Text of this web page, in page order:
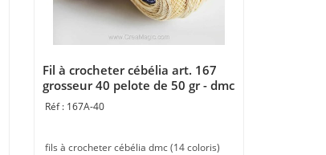
Fil à crocheter cébélia art. 167
grosseur 40 pelote de 50 gr - dmc
167A-40
fils à crocheter cébélia dmc (14 coloris)